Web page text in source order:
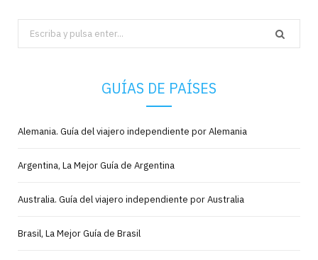
Search
for:
GUÍAS DE PAÍSES
Alemania. Guía del viajero independiente por Alemania
Argentina, La Mejor Guía de Argentina
Australia. Guía del viajero independiente por Australia
Brasil, La Mejor Guía de Brasil